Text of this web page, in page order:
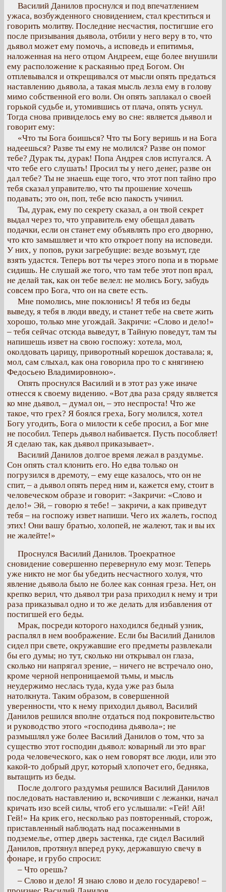
Василий Данилов проснулся и под впечатлением
ужаса, возбужденного сновидением, стал креститься и
говорить молитву. Последние несчастия, постигшие его
после призывания дьявола, отбили у него веру в то, что
дьявол может ему помочь, а исповедь и епитимья,
наложенная на него отцом Андреем, еще более внушили
ему расположение к раскаянью пред Богом. Он
отплевывался и открещивался от мысли опять предаться
наставлению дьявола, а такая мысль лезла ему в голову
мимо собственной его воли. Он опять заплакал о своей
горькой судьбе и, утомившись от плача, опять уснул.
Тогда снова привиделось ему во сне: является дьявол и
говорит ему:
«Что ты Бога боишься? Что ты Богу веришь и на Бога
надеешься? Разве ты ему не молился? Разве он помог
тебе? Дурак ты, дурак! Попа Андрея слов испугался. А
что тебе его слушать! Просил ты у него денег, разве он
дал тебе? Ты не знаешь еще того, что этот поп тайно про
тебя сказал управителю, что ты прошение хочешь
подавать; это он, поп, тебе всю пакость учинил.
Ты, дурак, ему по секрету сказал, а он твой секрет
выдал через то, что управитель ему обещал давать
подачки, если он станет ему объявлять про его дворню,
что кто замышляет и что кто откроет попу на исповеди.
У них, у попов, руки загребущие: везде возьмут, где
взять удастся. Теперь вот ты через этого попа и в тюрьме
сидишь. Не слушай же того, что там тебе этот поп врал,
не делай так, как он тебе велел: не молись Богу, забудь
совсем про Бога, что он на свете есть.
Мне помолись, мне поклонись! Я тебя из беды
выведу, я тебя в люди введу, и станет тебе на свете жить
хорошо, только мне угождай. Закричи: «Слово и дело!»
– тебя сейчас отсюда выведут, в Тайную поведут, там ты
напишешь извет на свою госпожу: хотела, мол,
околдовать царицу, приворотный корешок доставала; я,
мол, сам слыхал, как она говорила про то с княгинею
Федосьею Владимировною».
Опять проснулся Василий и в этот раз уже иначе
отнесся к своему видению. «Вот два раза сряду является
ко мне дьявол, – думал он, – это неспроста! Что же
такое, что грех? Я боялся греха, Богу молился, хотел
Богу угодить, Бога о милости к себе просил, а Бог мне
не пособил. Теперь дьявол набивается. Пусть пособляет!
Я сделаю так, как дьявол приказывает».
Василий Данилов долгое время лежал в раздумье.
Сон опять стал клонить его. Но едва только он
погрузился в дремоту, – ему еще казалось, что он не
спит, – а дьявол опять перед ним и, кажется ему, стоит в
человеческом образе и говорит: «Закричи: «Слово и
дело!» Эй, – говорю я тебе! – закричи, а как приведут
тебя – на госпожу извет напиши. Чего их жалеть, господ
этих! Они вашу братью, холопей, не жалеют, так и вы их
не жалейте!»
Проснулся Василий Данилов. Троекратное
сновидение совершенно перевернуло ему мозг. Теперь
уже никто не мог бы убедить несчастного холуя, что
явление дьявола было не более как сонная греза. Нет, он
крепко верил, что дьявол три раза приходил к нему и три
раза приказывал одно и то же делать для избавления от
постигшей его беды.
Мрак, посреди которого находился бедный узник,
распалял в нем воображение. Если бы Василий Данилов
сидел при свете, окружавшие его предметы развлекали
бы его думы; но тут, сколько ни открывал он глаза,
сколько ни напрягал зрение, – ничего не встречало оно,
кроме черной непроницаемой тьмы, и мысль
неудержимо неслась туда, куда уже раз была
натолкнута. Таким образом, в совершенной
уверенности, что к нему приходил дьявол, Василий
Данилов решился вполне отдаться под покровительство
и руководство этого «господина дьявола»; не
размышлял уже более Василий Данилов о том, что за
существо этот господин дьявол: коварный ли это враг
рода человеческого, как о нем говорят все люди, или это
какой-то добрый друг, который хлопочет его, бедняка,
вытащить из беды.
После долгого раздумья решился Василий Данилов
последовать наставлению и, вскочивши с лежанки, начал
кричать изо всей силы, чтоб его услышали: «Гей! Ай!
Гей!» На крик его, несколько раз повторенный, сторож,
приставленный наблюдать над посаженными в
подземелье, отпер дверь застенка, где сидел Василий
Данилов, протянул вперед руку, державшую свечу в
фонаре, и грубо спросил:
– Что орешь?
– Слово и дело! Я знаю слово и дело государево! –